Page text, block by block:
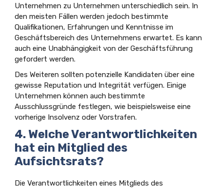
Unternehmen zu Unternehmen unterschiedlich sein. In
den meisten Fällen werden jedoch bestimmte
Qualifikationen, Erfahrungen und Kenntnisse im
Geschäftsbereich des Unternehmens erwartet. Es kann
auch eine Unabhängigkeit von der Geschäftsführung
gefordert werden.
Des Weiteren sollten potenzielle Kandidaten über eine
gewisse Reputation und Integrität verfügen. Einige
Unternehmen können auch bestimmte
Ausschlussgründe festlegen, wie beispielsweise eine
vorherige Insolvenz oder Vorstrafen.
4. Welche Verantwortlichkeiten
hat ein Mitglied des
Aufsichtsrats?
Die Verantwortlichkeiten eines Mitglieds des